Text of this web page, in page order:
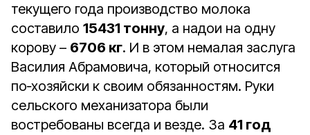
текущего года производство молока
составило 15431 тонну, а надои на одну
корову – 6706 кг. И в этом немалая заслуга
Василия Абрамовича, который относится
по‑хозяйски к своим обязанностям. Руки
сельского механизатора были
востребованы всегда и везде. За 41 год